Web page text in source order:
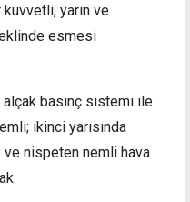
yarın ve
esmesi
alçak basınç sistemi ile
ikinci yarısında
ve nispeten nemli hava